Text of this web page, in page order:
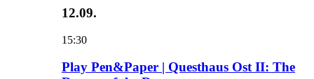
12.09.
15:30
Play Pen&Paper | Questhaus Ost II: The